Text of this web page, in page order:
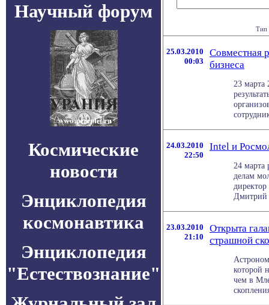
Научный форум
Космические
новости
Энциклопедия
космонавтика
Энциклопедия
"Естествознание"
Тип
25.03.2010
00:03
Совместная
бизнеса
23 марта
24.03.2010
22:50
Intel и
24 марта
делам
23.03.2010
21:10
Открыта
страшной
которой
чем в